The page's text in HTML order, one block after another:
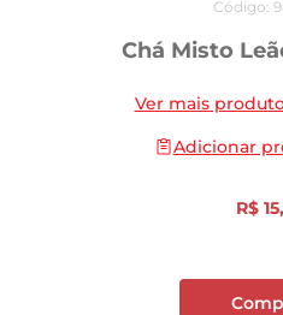
Código:
Chá Misto
Ver mais
Adicionar
R$ 15,